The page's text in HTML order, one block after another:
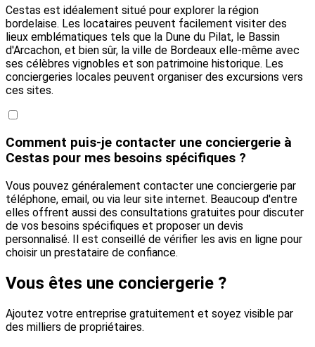
Cestas est idéalement situé pour explorer la région
bordelaise. Les locataires peuvent facilement visiter des
lieux emblématiques tels que la Dune du Pilat, le Bassin
d'Arcachon, et bien sûr, la ville de Bordeaux elle-même avec
ses célèbres vignobles et son patrimoine historique. Les
conciergeries locales peuvent organiser des excursions vers
ces sites.
Comment puis-je contacter une conciergerie à
Cestas pour mes besoins spécifiques ?
Vous pouvez généralement contacter une conciergerie par
téléphone, email, ou via leur site internet. Beaucoup d'entre
elles offrent aussi des consultations gratuites pour discuter
de vos besoins spécifiques et proposer un devis
personnalisé. Il est conseillé de vérifier les avis en ligne pour
choisir un prestataire de confiance.
Vous êtes une conciergerie ?
Ajoutez votre entreprise gratuitement et soyez visible par
des milliers de propriétaires.